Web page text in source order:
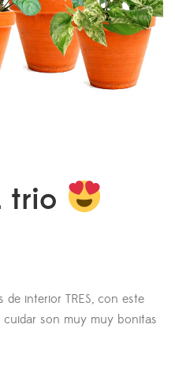
trio
interior TRES, con este
son muy muy bonitas